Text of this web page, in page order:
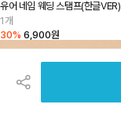
유어 네임 웨딩 스탬프(한글VER)
1개
30% 6,900원